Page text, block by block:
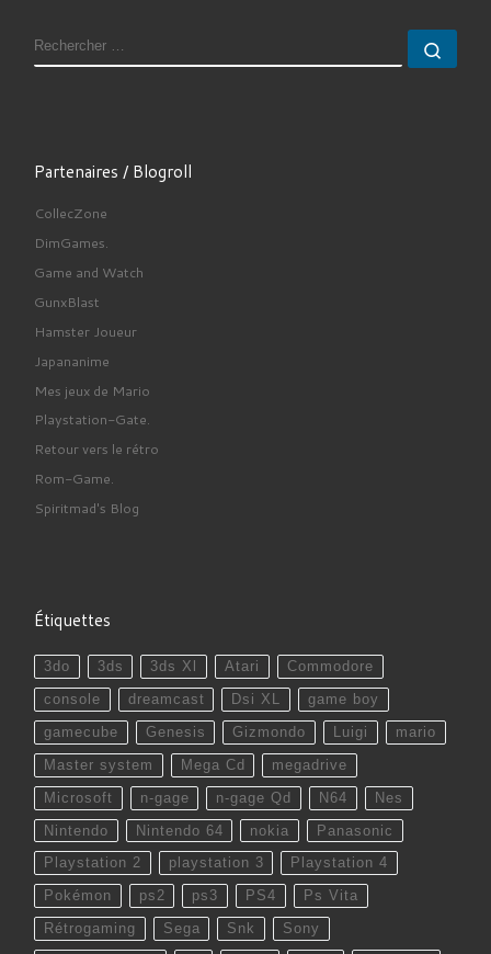
RECHERCHER
Partenaires / Blogroll
CollecZone
DimGames.
Game and Watch
GunxBlast
Hamster Joueur
Japananime
Mes jeux de Mario
Playstation-Gate.
Retour vers le rétro
Rom-Game.
Spiritmad's Blog
Étiquettes
3do 3ds 3ds Xl Atari Commodore
console dreamcast Dsi XL game boy
gamecube Genesis Gizmondo Luigi mario
Master system Mega Cd megadrive
Microsoft n-gage n-gage Qd N64 Nes
Nintendo Nintendo 64 nokia Panasonic
Playstation 2 playstation 3 Playstation 4
Pokémon ps2 ps3 PS4 Ps Vita
Rétrogaming Sega Snk Sony